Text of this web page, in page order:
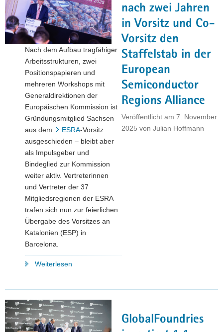
Sachsen"
nach zwei Jahren
in Vorsitz und Co-
Vorsitz den
Staffelstab in der
European
Semiconductor
Regions Alliance
Veröffentlicht am 7. November
2025 von Julian Hoffmann
Nach dem Aufbau tragfähiger
Arbeitsstrukturen, zwei
Positionspapieren und
mehreren Workshops mit
Generaldirektionen der
Europäischen Kommission ist
Gründungsmitglied Sachsen
aus dem
ESRA-Vorsitz
ausgeschieden – bleibt aber
als Impulsgeber und
Bindeglied zur Kommission
weiter aktiv. Vertreterinnen
und Vertreter der 37
Mitgliedsregionen der ESRA
trafen sich nun zur feierlichen
Übergabe des Vorsitzes an
Katalonien (ESP) in
Barcelona.
Weiterlesen
Jahren
in
GlobalFoundries